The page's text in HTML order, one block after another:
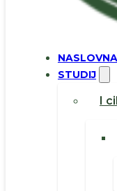
NASLOVNA
STUDIJ
I